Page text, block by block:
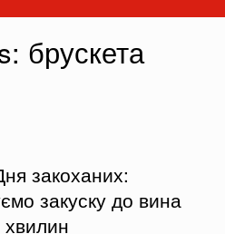
брускета
закоханих:
закуску до вина